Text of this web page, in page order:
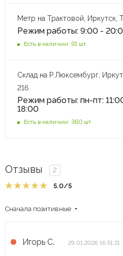
Метр на Трактовой, Иркутск,
Режим работы: 9:00 -
Есть в наличии: 91 шт
Склад на Р.Люксембург,
216
Режим работы: пн-пт:
18:00
Есть в наличии: 360 шт
Отзывы 2
5.0/5
Сначала позитивные
Игорь С. 29.01.2026 16:51:21